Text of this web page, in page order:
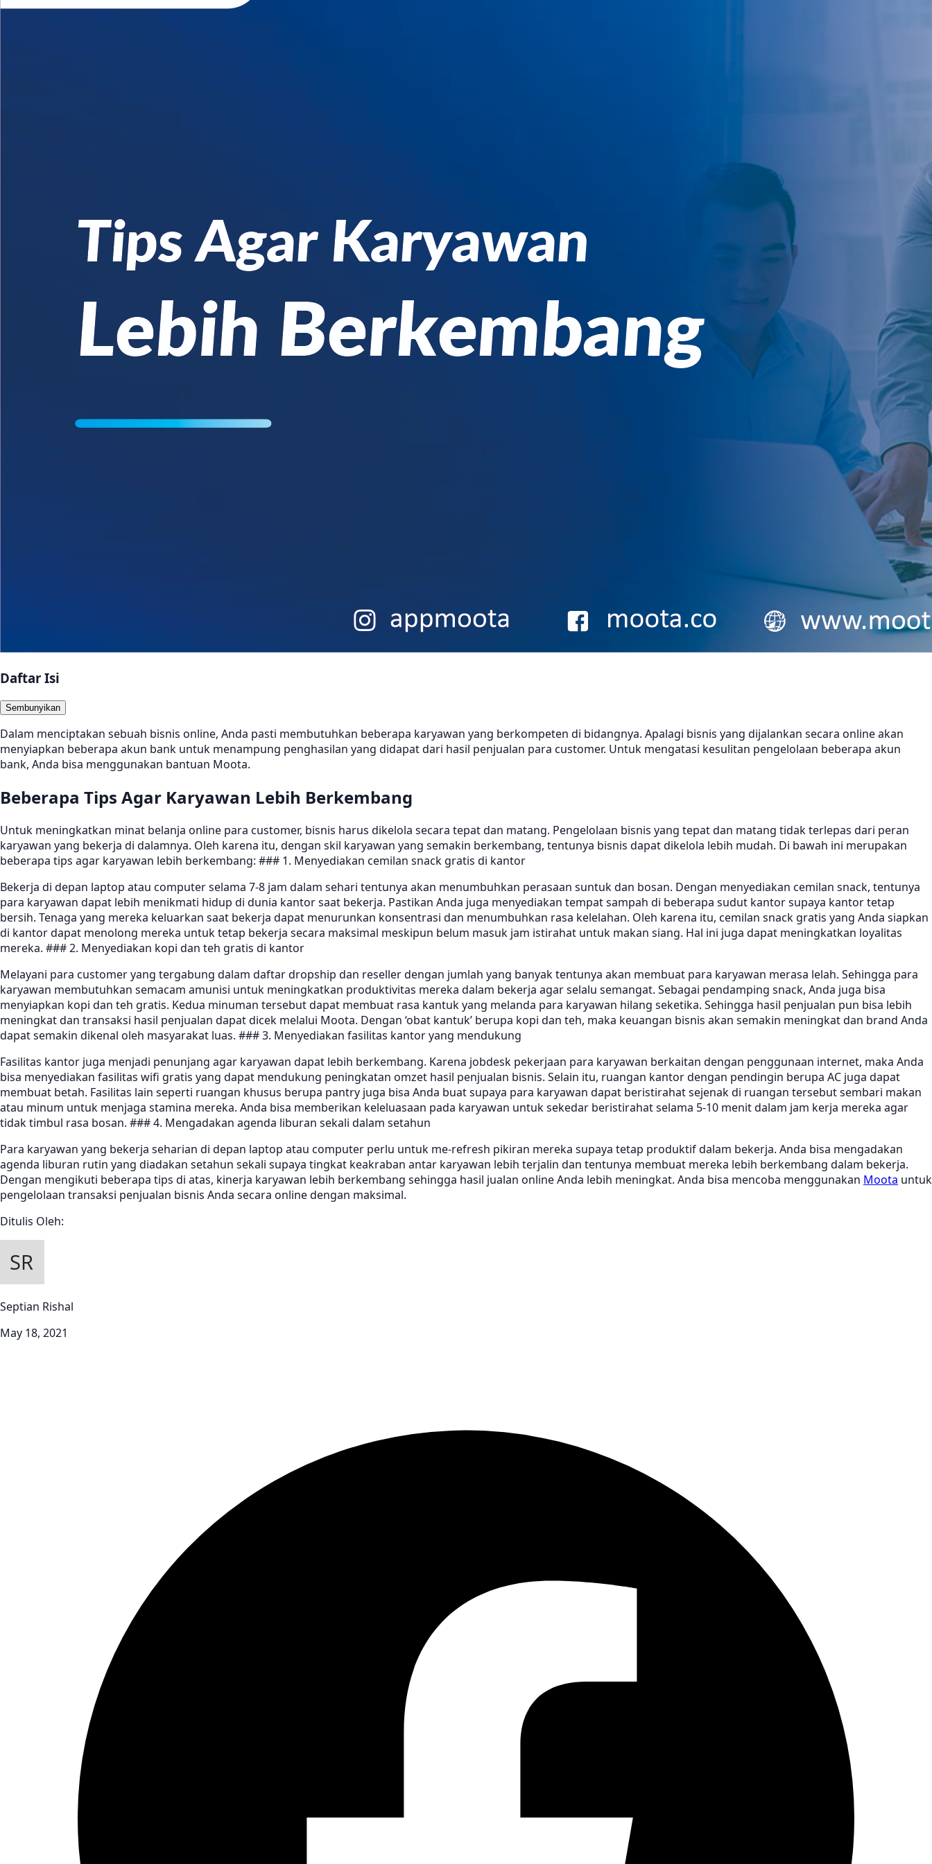
Daftar Isi
Sembunyikan
Dalam menciptakan sebuah bisnis online, Anda pasti membutuhkan beberapa karyawan yang berkompeten di bidangnya. Apalagi bisnis yang dijalankan secara online akan
menyiapkan beberapa akun bank untuk menampung penghasilan yang didapat dari hasil penjualan para customer. Untuk mengatasi kesulitan pengelolaan beberapa akun
bank, Anda bisa menggunakan bantuan Moota.
Beberapa Tips Agar Karyawan Lebih Berkembang
Untuk meningkatkan minat belanja online para customer, bisnis harus dikelola secara tepat dan matang. Pengelolaan bisnis yang tepat dan matang tidak terlepas dari peran
karyawan yang bekerja di dalamnya. Oleh karena itu, dengan skil karyawan yang semakin berkembang, tentunya bisnis dapat dikelola lebih mudah. Di bawah ini merupakan
beberapa tips agar karyawan lebih berkembang: ### 1. Menyediakan cemilan snack gratis di kantor
Bekerja di depan laptop atau computer selama 7-8 jam dalam sehari tentunya akan menumbuhkan perasaan suntuk dan bosan. Dengan menyediakan cemilan snack, tentunya
para karyawan dapat lebih menikmati hidup di dunia kantor saat bekerja. Pastikan Anda juga menyediakan tempat sampah di beberapa sudut kantor supaya kantor tetap
bersih. Tenaga yang mereka keluarkan saat bekerja dapat menurunkan konsentrasi dan menumbuhkan rasa kelelahan. Oleh karena itu, cemilan snack gratis yang Anda siapkan
di kantor dapat menolong mereka untuk tetap bekerja secara maksimal meskipun belum masuk jam istirahat untuk makan siang. Hal ini juga dapat meningkatkan loyalitas
mereka. ### 2. Menyediakan kopi dan teh gratis di kantor
Melayani para customer yang tergabung dalam daftar dropship dan reseller dengan jumlah yang banyak tentunya akan membuat para karyawan merasa lelah. Sehingga para
karyawan membutuhkan semacam amunisi untuk meningkatkan produktivitas mereka dalam bekerja agar selalu semangat. Sebagai pendamping snack, Anda juga bisa
menyiapkan kopi dan teh gratis. Kedua minuman tersebut dapat membuat rasa kantuk yang melanda para karyawan hilang seketika. Sehingga hasil penjualan pun bisa lebih
meningkat dan transaksi hasil penjualan dapat dicek melalui Moota. Dengan ‘obat kantuk’ berupa kopi dan teh, maka keuangan bisnis akan semakin meningkat dan brand Anda
dapat semakin dikenal oleh masyarakat luas. ### 3. Menyediakan fasilitas kantor yang mendukung
Fasilitas kantor juga menjadi penunjang agar karyawan dapat lebih berkembang. Karena jobdesk pekerjaan para karyawan berkaitan dengan penggunaan internet, maka Anda
bisa menyediakan fasilitas wifi gratis yang dapat mendukung peningkatan omzet hasil penjualan bisnis. Selain itu, ruangan kantor dengan pendingin berupa AC juga dapat
membuat betah. Fasilitas lain seperti ruangan khusus berupa pantry juga bisa Anda buat supaya para karyawan dapat beristirahat sejenak di ruangan tersebut sembari makan
atau minum untuk menjaga stamina mereka. Anda bisa memberikan keleluasaan pada karyawan untuk sekedar beristirahat selama 5-10 menit dalam jam kerja mereka agar
tidak timbul rasa bosan. ### 4. Mengadakan agenda liburan sekali dalam setahun
Para karyawan yang bekerja seharian di depan laptop atau computer perlu untuk me-refresh pikiran mereka supaya tetap produktif dalam bekerja. Anda bisa mengadakan
agenda liburan rutin yang diadakan setahun sekali supaya tingkat keakraban antar karyawan lebih terjalin dan tentunya membuat mereka lebih berkembang dalam bekerja.
Dengan mengikuti beberapa tips di atas, kinerja karyawan lebih berkembang sehingga hasil jualan online Anda lebih meningkat. Anda bisa mencoba menggunakan Moota untuk
pengelolaan transaksi penjualan bisnis Anda secara online dengan maksimal.
Ditulis Oleh:
Septian Rishal
May 18, 2021